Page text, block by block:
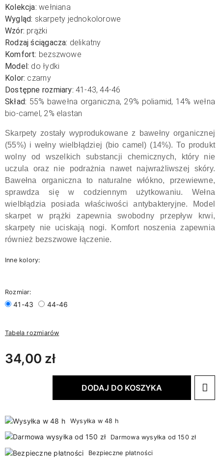
Kolekcja: wełniana
Wygląd: skarpety jednokolorowe
Wzór: prążki
Rodzaj ściągacza: delikatny
Komfort: bezszwowe
Model: do łydki
Kolor: czarny
Dostępne rozmiary: 41-43, 44-46
Skład: 55% bawełna organiczna, 29% poliamid, 14% wełna
bio-camel, 2% elastan
Skarpety zostały wyprodukowane z bawełny organicznej
(55%) i wełny wielbłądziej (bio camel) (14%). To produkt
wolny od wszelkich substancji chemicznych, który nie
uczula oraz nie podrażnia nawet najwrażliwszej skóry.
Bawełna organiczna to naturalne włókno, przewiewne,
sprawdza się w codziennym użytkowaniu. Wełna
wielbłądzia posiada właściwości antybakteryjne. Model
skarpet w prążki zapewnia swobodny przepływ krwi,
skarpety nie uciskają nogi. Komfort noszenia zapewnia
również bezszwowe łączenie.
Inne kolory:
Rozmiar:
41-43 44-46
Tabela rozmiarów
34,00 zł
DODAJ DO KOSZYKA
Wysyłka w 48 h
Darmowa wysyłka od 150 zł
Bezpieczne płatności